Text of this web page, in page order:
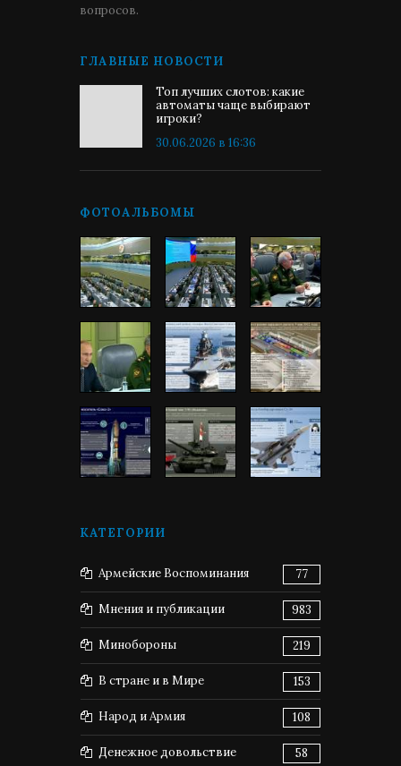
вопросов.
ГЛАВНЫЕ НОВОСТИ
Топ лучших слотов: какие
автоматы чаще выбирают
игроки?
30.06.2026 в 16:36
ФОТОАЛЬБОМЫ
КАТЕГОРИИ
Армейские Воспоминания 77
Мнения и публикации 983
Минобороны 219
В стране и в Мире 153
Народ и Армия 108
Денежное довольствие 58